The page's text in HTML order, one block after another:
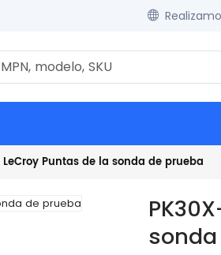
LeCroy Puntas de la sonda de prueba